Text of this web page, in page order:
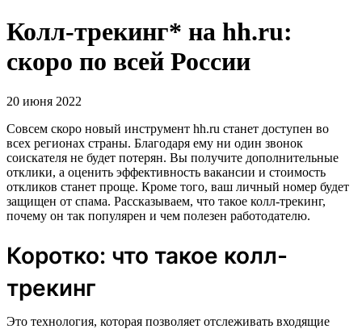
Колл-трекинг* на hh.ru:
скоро по всей России
20 июня 2022
Совсем скоро новый инструмент hh.ru станет доступен во
всех регионах страны. Благодаря ему ни один звонок
соискателя не будет потерян. Вы получите дополнительные
отклики, а оценить эффективность вакансии и стоимость
откликов станет проще. Кроме того, ваш личный номер будет
защищен от спама. Рассказываем, что такое колл-трекинг,
почему он так популярен и чем полезен работодателю.
Коротко: что такое колл-
трекинг
Это технология, которая позволяет отслеживать входящие